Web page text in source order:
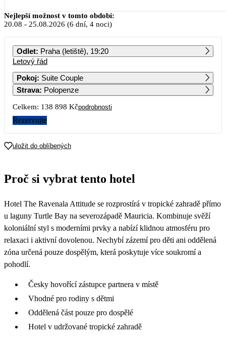
Srpen 2026
PO ÚT ST ČT PÁ SO NE
3 4
10
17
67 909
18
89 039
69 449 55 839 48 079 56 359
56 049
Nejlepší možnost v tomto období:
20.08 - 25.08.2026 (6 dní, 4 noci)
Odlet: Praha (letiště), 19:20
Letový řád
Pokoj: Suite Couple
Strava: Polopenze
Celkem: 138 898 Kčpodrobnosti
Rezervujte
uložit do oblíbených
Proč si vybrat tento hotel
Hotel The Ravenala Attitude se rozprostírá v tropické zahradě přímo
u laguny Turtle Bay na severozápadě Mauricia. Kombinuje svěží
koloniální styl s moderními prvky a nabízí klidnou atmosféru pro
relaxaci i aktivní dovolenou. Nechybí zázemí pro děti ani oddělená
zóna určená pouze dospělým, která poskytuje více soukromí a
pohodlí.
Česky hovořící zástupce partnera v místě
Vhodné pro rodiny s dětmi
Oddělená část pouze pro dospělé
Hotel v udržované tropické zahradě